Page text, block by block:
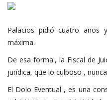
Palacios pidió cuatro años
máxima.
De esa forma., la Fiscal de
jurídica, que lo culposo ,
El Dolo Eventual , es una